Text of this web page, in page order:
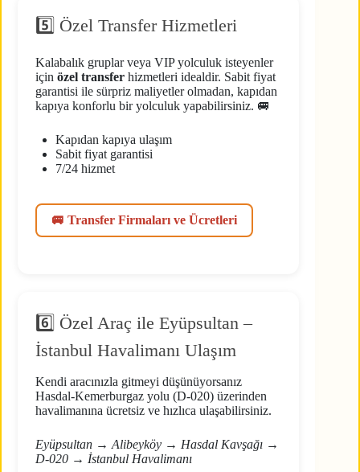
5️⃣ Özel Transfer Hizmetleri
Kalabalık gruplar veya VIP yolculuk isteyenler
için özel transfer hizmetleri idealdir. Sabit fiyat
garantisi ile sürpriz maliyetler olmadan, kapıdan
kapıya konforlu bir yolculuk yapabilirsiniz. 🚐
Kapıdan kapıya ulaşım
Sabit fiyat garantisi
7/24 hizmet
🚐 Transfer Firmaları ve Ücretleri
6️⃣ Özel Araç ile Eyüpsultan –
İstanbul Havalimanı Ulaşım
Kendi aracınızla gitmeyi düşünüyorsanız
Hasdal-Kemerburgaz yolu (D-020) üzerinden
havalimanına ücretsiz ve hızlıca ulaşabilirsiniz.
Eyüpsultan → Alibeyköy → Hasdal Kavşağı →
D-020 → İstanbul Havalimanı